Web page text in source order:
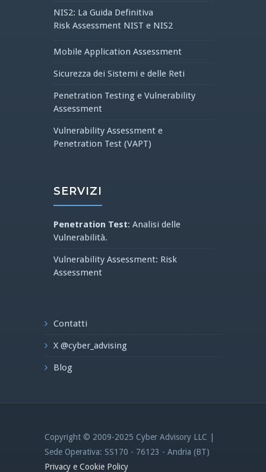
NIS2: La Guida Definitiva
Risk Assessment NIST e NIS2
Mobile Application Assessment
Sicurezza dei Sistemi e delle Reti
Penetration Testing e Vulnerability
Assessment
Vulnerability Assessment e
Penetration Test (VAPT)
SERVIZI
Penetration Test: Analisi delle
Vulnerabilità.
Vulnerability Assessment: Risk
Assessment
Contatti
X @cyber_advising
Blog
Copyright © 2009-2025 Cyber Advisory LLC |
Sede Operativa: SS170 - 76123 - Andria (BT)
Privacy e Cookie Policy